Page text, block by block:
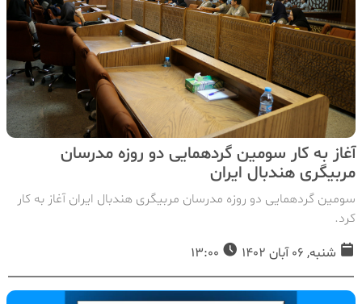
آغاز به کار سومین گردهمایی دو روزه مدرسان
مربیگری هندبال ایران
سومین گردهمایی دو روزه مدرسان مربیگری هندبال ایران آغاز به کار
کرد.
شنبه, 06 آبان 1402